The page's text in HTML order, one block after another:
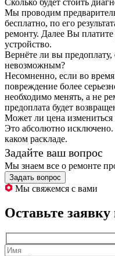
Мы проводим
бесплатно, по его
ремонту. Далее Вы платите
устройство.
Вернёте ли вы предоплату,
невозможным?
Несомненно, если во
повреждение более
необходимо менять, а не
предоплата будет
Может ли цена измениться
Это абсолютно
каком раскладе.
Задайте ваш вопрос
Мы знаем все о ремонте
Задать вопрос
Мы свяжемся с вами
Оставьте